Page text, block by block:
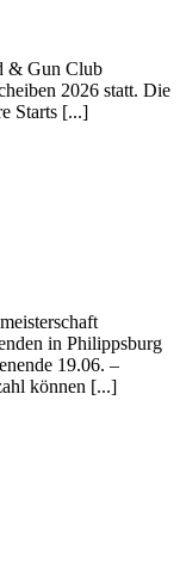
& Gun Club
2026 statt. Die
Starts [...]
in Philippsburg
19.06. –
können [...]